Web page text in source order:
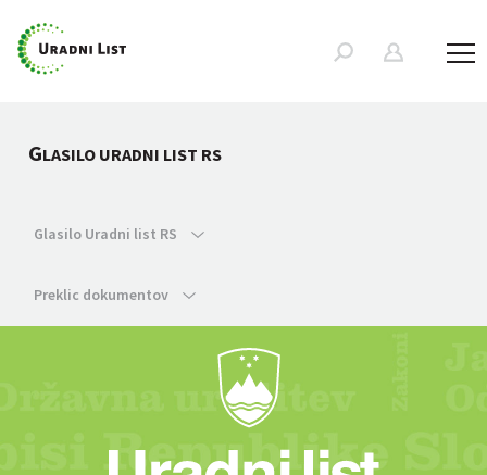
GLASILO URADNI LIST RS
Glasilo Uradni list RS
Preklic dokumentov